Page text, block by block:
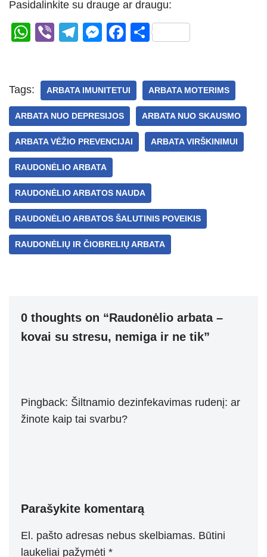
Pasidalinkite su drauge ar draugu:
W
s
A
p
p
Vi
T
gr
a
m
M
e
n
g
er
F
e
b
o
o
S
e
Tags: ARBATA IMUNITETUI ARBATA MOTERIMS
ARBATA NUO DEPRESIJOS ARBATA NUO SKAUSMO
ARBATA VĖŽIO PREVENCIJAI ARBATA VIRŠKINIMUI
RAUDONĖLIO ARBATA
RAUDONĖLIO ARBATOS NAUDA
RAUDONĖLIO ARBATOS ŠALUTINIS POVEIKIS
RAUDONĖLIŲ IR ČIOBRELIŲ ARBATA
0 thoughts on “Raudonėlio arbata –
kovai su stresu, nemiga ir ne tik”
Pingback: Šiltnamio dezinfekavimas rudenį: ar
žinote kaip tai svarbu?
Parašykite komentarą
El. pašto adresas nebus skelbiamas. Būtini
laukeliai pažymėti *